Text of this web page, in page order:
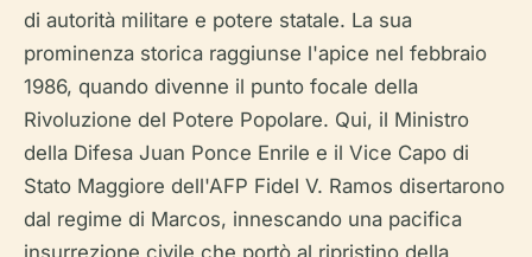
di autorità militare e potere statale. La sua
prominenza storica raggiunse l'apice nel febbraio
1986, quando divenne il punto focale della
Rivoluzione del Potere Popolare. Qui, il Ministro
della Difesa Juan Ponce Enrile e il Vice Capo di
Stato Maggiore dell'AFP Fidel V. Ramos disertarono
dal regime di Marcos, innescando una pacifica
insurrezione civile che portò al ripristino della